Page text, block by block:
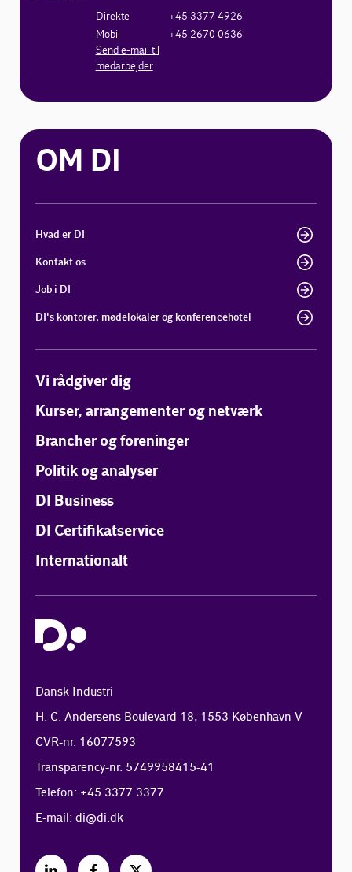
Direkte
+45 3377 4926
Mobil
+45 2670 0636
Send e-mail til
medarbejder
OM DI
Hvad er DI
Kontakt os
Job i DI
DI's kontorer, mødelokaler og konferencehotel
Vi rådgiver dig
Kurser, arrangementer og netværk
Brancher og foreninger
Politik og analyser
DI Business
DI Certifikatservice
Internationalt
Dansk Industri
H. C. Andersens Boulevard 18, 1553 København V
CVR-nr. 16077593
Transparency-nr. 5749958415-41
Telefon: +45 3377 3377
E-mail:di@di.dk